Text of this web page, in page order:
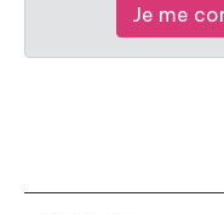
Je me